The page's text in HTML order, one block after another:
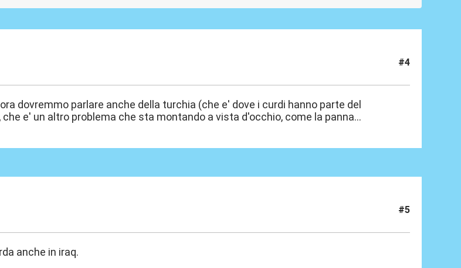
#4
dovremmo parlare anche della turchia (che e' dove i curdi hanno parte del
e' un altro problema che sta montando a vista d'occhio, come la panna...
#5
anche in iraq.